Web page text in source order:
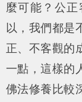
麼可能？公
以，我們都是
正、不客觀的
一點，這樣的
佛法修養比較